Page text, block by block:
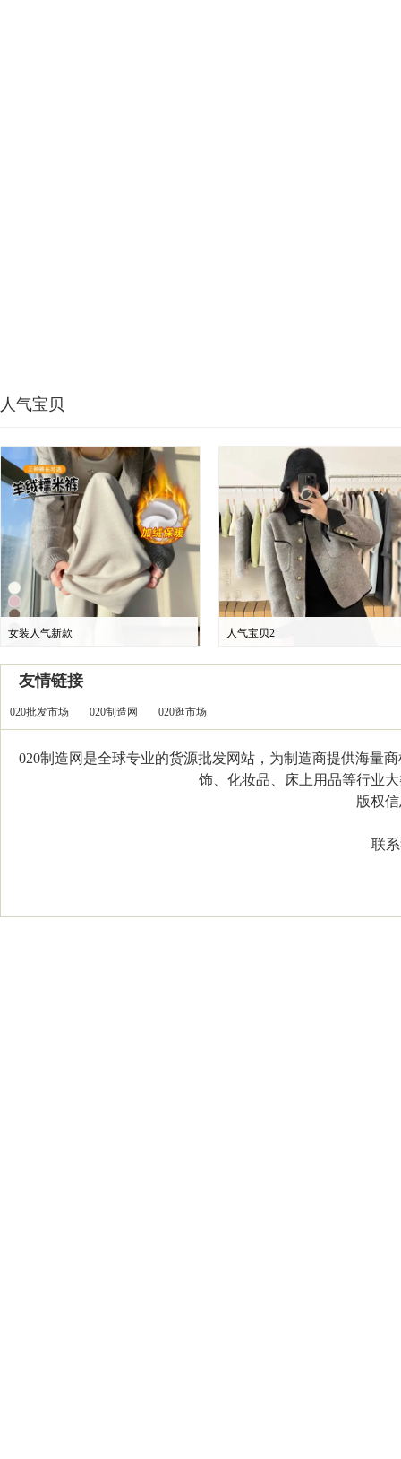
人气宝贝
女装人气新款 人气宝贝2
友情链接
020批发市场 020制造网 020逛市场
020制造网是全球专业的货源批发网站，为制造商提供海量
饰、化妆品、床上用品等行业
版权信
联